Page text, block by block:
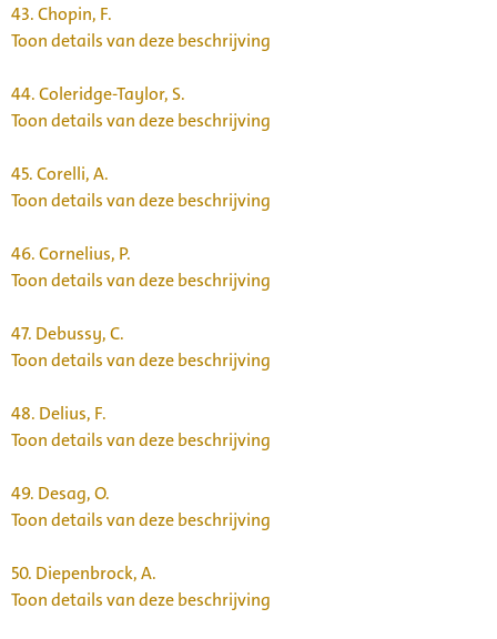
43.Chopin, F.
Toon details van deze beschrijving
44.Coleridge-Taylor, S.
Toon details van deze beschrijving
45.Corelli, A.
Toon details van deze beschrijving
46.Cornelius, P.
Toon details van deze beschrijving
47. Debussy, C.
Toon details van deze beschrijving
48. Delius, F.
Toon details van deze beschrijving
49. Desag, O.
Toon details van deze beschrijving
50. Diepenbrock, A.
Toon details van deze beschrijving